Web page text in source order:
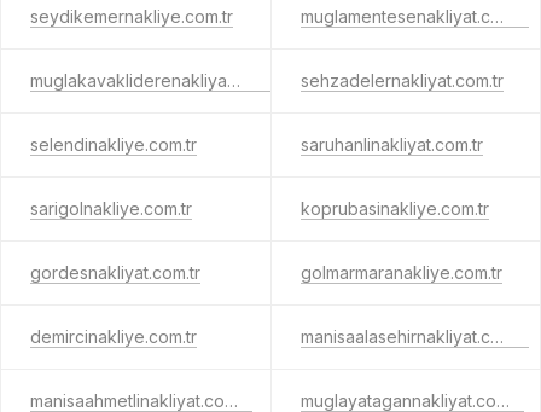
seydikemernakliye.com.tr muglamentesenakliyat.com.tr
muglakavakliderenakliyat.com.tr sehzadelernakliyat.com.tr
selendinakliye.com.tr saruhanlinakliyat.com.tr
sarigolnakliye.com.tr koprubasinakliye.com.tr
gordesnakliyat.com.tr golmarmaranakliye.com.tr
demircinakliye.com.tr manisaalasehirnakliyat.com.tr
manisaahmetlinakliyat.com.tr muglayatagannakliyat.com.tr